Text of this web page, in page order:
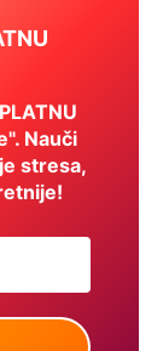
Nauči
stresa,